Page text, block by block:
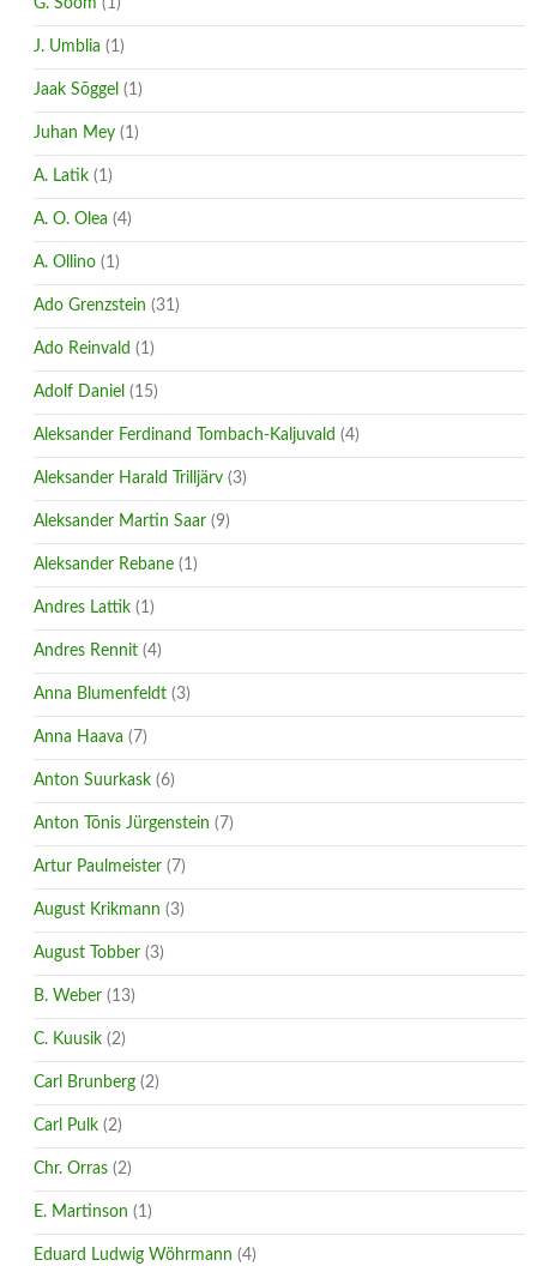
G. Soom (1)
J. Umblia (1)
Jaak Sõggel (1)
Juhan Mey (1)
A. Latik (1)
A. O. Olea (4)
A. Ollino (1)
Ado Grenzstein (31)
Ado Reinvald (1)
Adolf Daniel (15)
Aleksander Ferdinand Tombach-Kaljuvald (4)
Aleksander Harald Trilljärv (3)
Aleksander Martin Saar (9)
Aleksander Rebane (1)
Andres Lattik (1)
Andres Rennit (4)
Anna Blumenfeldt (3)
Anna Haava (7)
Anton Suurkask (6)
Anton Tõnis Jürgenstein (7)
Artur Paulmeister (7)
August Krikmann (3)
August Tobber (3)
B. Weber (13)
C. Kuusik (2)
Carl Brunberg (2)
Carl Pulk (2)
Chr. Orras (2)
E. Martinson (1)
Eduard Ludwig Wöhrmann (4)